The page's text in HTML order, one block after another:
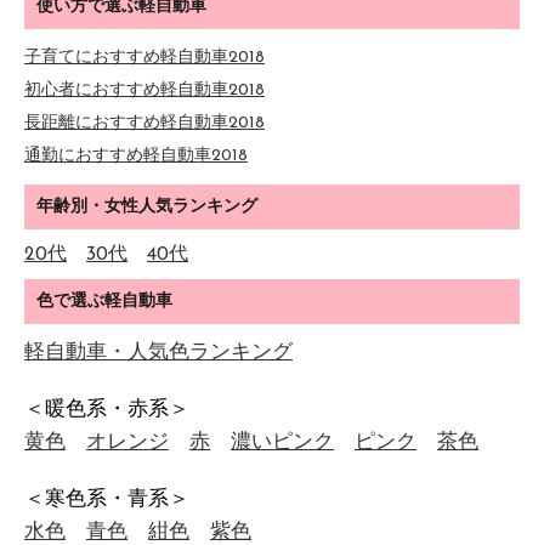
使い方で選ぶ軽自動車
子育てにおすすめ軽自動車2018
初心者におすすめ軽自動車2018
長距離におすすめ軽自動車2018
通勤におすすめ軽自動車2018
年齢別・女性人気ランキング
20代 30代 40代
色で選ぶ軽自動車
軽自動車・人気色ランキング
＜暖色系・赤系＞
黄色
オレンジ 赤 濃いピンク ピンク 茶色
＜寒色系・青系＞
水色
青色 紺色 紫色